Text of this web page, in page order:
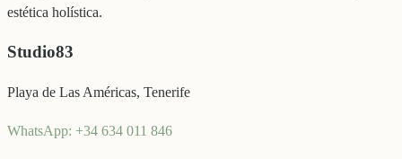
estética holística.
Studio83
Playa de Las Américas, Tenerife
WhatsApp: +34 634 011 846